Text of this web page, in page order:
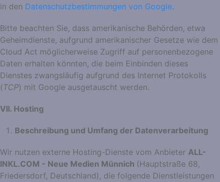
in den Datenschutzbestimmungen von Google.
Bitte beachten Sie, dass amerikanische Behörden, etwa
Geheimdienste, aufgrund amerikanischer Gesetze wie dem
Cloud Act möglicherweise Zugriff auf personenbezogene
Daten erhalten könnten, die beim Einbinden dieses
Dienstes zwangsläufig aufgrund des Internet Protokolls
(TCP) mit Google ausgetauscht werden.
VII. Hosting
Beschreibung und Umfang der Datenverarbeitung
Wir nutzen externe Hosting-Dienste vom Anbieter ALL-
INKL.COM - Neue Medien Münnich (Hauptstraße 68,
Friedersdorf, Deutschland), die folgende Dienstleistungen